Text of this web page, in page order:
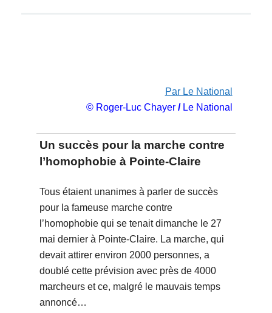
Par Le National
© Roger-Luc Chayer/Le National
Un succès pour la marche contre
l’homophobie à Pointe-Claire
Tous étaient unanimes à parler de succès
pour la fameuse marche contre
l’homophobie qui se tenait dimanche le 27
mai dernier à Pointe-Claire. La marche, qui
devait attirer environ 2000 personnes, a
doublé cette prévision avec près de 4000
marcheurs et ce, malgré le mauvais temps
annoncé…